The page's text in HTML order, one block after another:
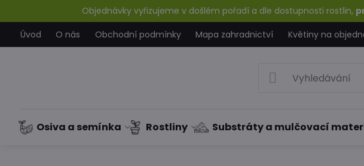
Objednávky vyřizujeme v došlém pořadí a dle dostupnosti rostlin,
Úvod
O nás Obchodní podmínky Mapa zahradnictví Květiny na
Osiva a semínka Rostliny Substráty a mulčovací